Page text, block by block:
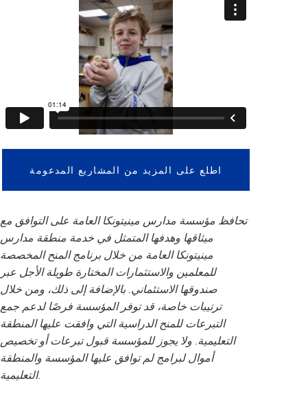
اطلع على المزيد من المشاريع المدعومة
تحافظ مؤسسة مدارس مينيتونكا العامة على التوافق مع
ميثاقها وهدفها المتمثل في خدمة منطقة مدارس
مينيتونكا العامة من خلال برنامج المنح المخصصة
للمعلمين والاستثمارات المختارة طويلة الأجل عبر
صندوقها الاستئماني. بالإضافة إلى ذلك، ومن خلال
ترتيبات خاصة، قد توفر المؤسسة فرصًا لدعم جمع
التبرعات للمنح الدراسية التي وافقت عليها المنطقة
التعليمية. ولا يجوز للمؤسسة قبول تبرعات أو تخصيص
أموال لبرامج لم توافق عليها المؤسسة والمنطقة
التعليمية.